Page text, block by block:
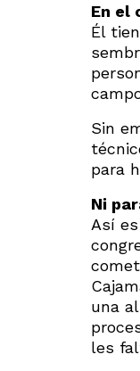
En el
Él
Sin
para
Ni
Así
una
les